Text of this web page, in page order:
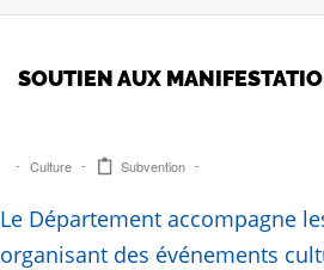
SOUTIEN AUX
Culture Subvention
Le Département accompagne
organisant des événements